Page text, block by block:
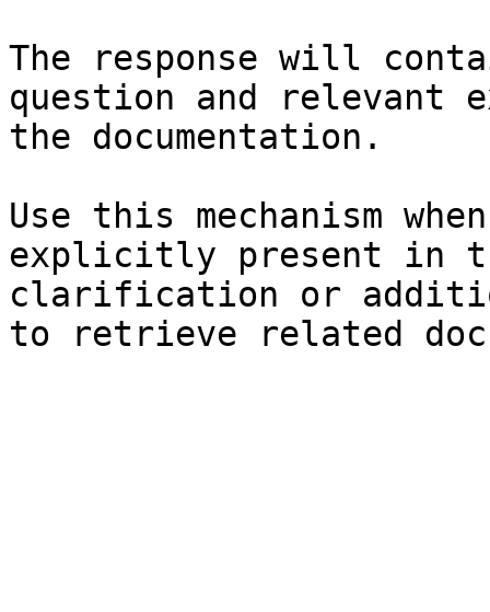
The response will
question and relevant
the documentation.
Use this mechanism
explicitly present in
clarification or